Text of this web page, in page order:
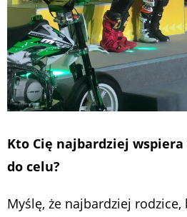
Kto Cię najbardziej
do celu?
Myślę, że najbardziej